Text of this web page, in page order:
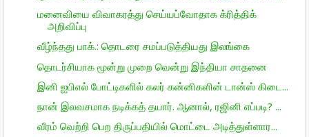
மனைவியை விவாகரத்து செய்யப்வோதாக க்ரித்திக்
அறிவிப்பு
வீழ்ந்தது பாக்.: தொடரை சமப்படுத்தியது இலங்கை
தொடர்சியாக மூன்று முறை வென்று இந்தியா சாதனை
இனி ஐபிஎல் போட்டிகளில் கலர் கன்னிகளின் டான்ஸ் கிடை...
நான் இலவசமாக நடிக்கத் தயார். ஆனால், ரஜினி எப்படி? ...
வீரம் வெற்றி பெற திருப்பதியில் மொட்டை அடித்துள்ளார...